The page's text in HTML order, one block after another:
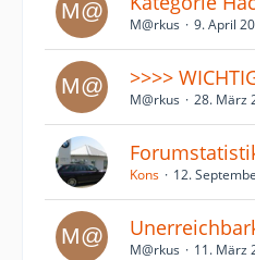
M@rkus 9. April
>>>>
M@rkus 28. März
Kons 12.
M@rkus 11. März